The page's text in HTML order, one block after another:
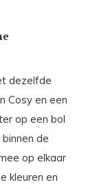
dezelfde
Cosy en een
op een bol
de
op elkaar
kleuren en